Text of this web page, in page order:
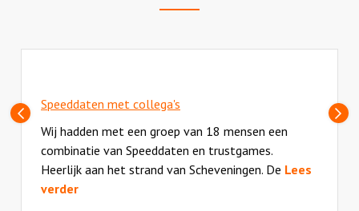
Vorige
Speeddaten met collega's
Wij hadden met een groep van 18 mensen een
combinatie van Speeddaten en trustgames.
Heerlijk aan het strand van Scheveningen. De Lees
verder